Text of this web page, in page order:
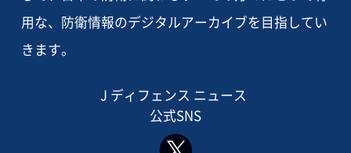
用な、防衛情報のデジタルアーカイブを目指してい
きます。
J ディフェンス ニュース
公式SNS